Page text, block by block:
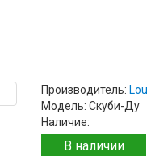
Производитель:
Модель: Скуби-Ду
Наличие:
В наличии